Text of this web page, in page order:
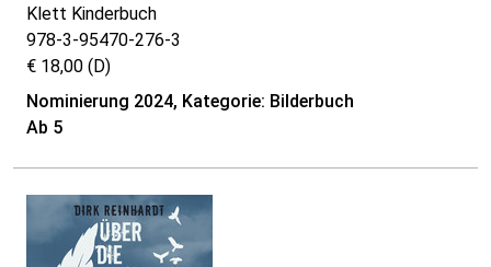
Klett Kinderbuch
978-3-95470-276-3
€ 18,00 (D)
Nominierung 2024, Kategorie: Bilderbuch
Ab 5